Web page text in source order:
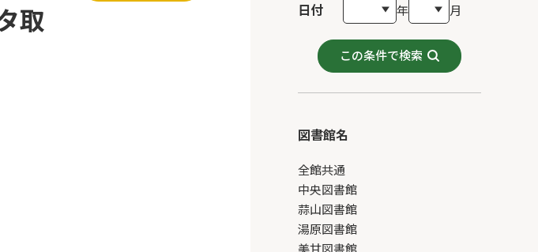
日付
年 月
この条件で検索
図書館名
全館共通
中央図書館
蒜山図書館
湯原図書館
美甘図書館
取